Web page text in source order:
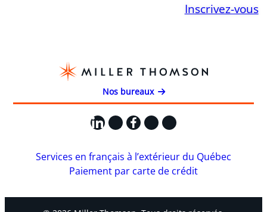
Inscrivez-vous
Nos bureaux
LinkedIn
X Facebook
Instagram
YouTube
Services en français à l’extérieur du Québec
Paiement par carte de crédit